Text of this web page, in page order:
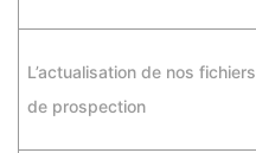
L’actualisation de nos fichiers
de prospection